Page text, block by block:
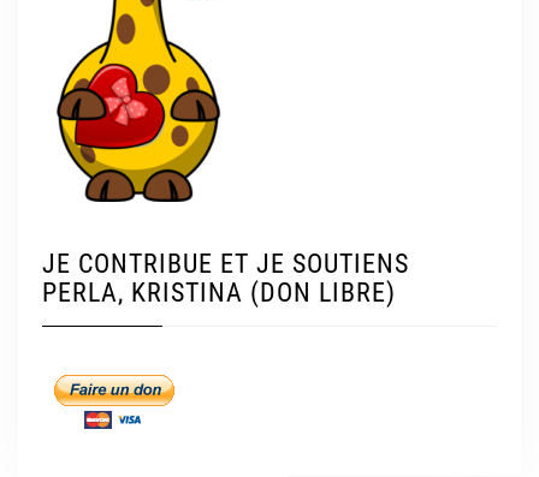
JE CONTRIBUE ET JE SOUTIENS
PERLA, KRISTINA (DON LIBRE)